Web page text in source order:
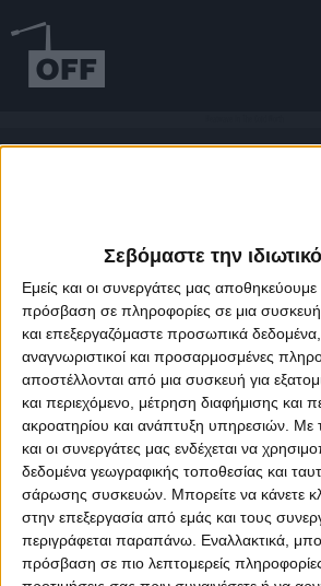
Σεβόμαστε την
Εμείς και οι συνεργάτες μας αποθηκεύουμε
πρόσβαση σε πληροφορίες σε μια
και επεξεργαζόμαστε προσωπικά
αναγνωριστικοί και προσαρμοσμένες
αποστέλλονται από μια συσκευή για
και περιεχόμενο, μέτρηση διαφήμισης και
ακροατηρίου και ανάπτυξη υπηρεσιών. Με
και οι συνεργάτες μας ενδέχεται να
δεδομένα γεωγραφικής τοποθεσίας και
σάρωσης συσκευών. Μπορείτε να κάνετε
στην επεξεργασία από εμάς και τους
περιγράφεται παραπάνω. Εναλλακτικά,
πρόσβαση σε πιο λεπτομερείς πληροφορίες
About Offradio Business Class Terms &
Designed & developed byporcupine colors&